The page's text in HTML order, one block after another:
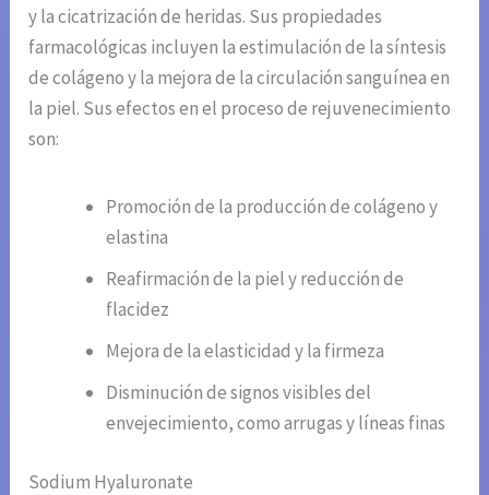
y la cicatrización de heridas. Sus propiedades
farmacológicas incluyen la estimulación de la síntesis
de colágeno y la mejora de la circulación sanguínea en
la piel. Sus efectos en el proceso de rejuvenecimiento
son:
Promoción de la producción de colágeno y
elastina
Reafirmación de la piel y reducción de
flacidez
Mejora de la elasticidad y la firmeza
Disminución de signos visibles del
envejecimiento, como arrugas y líneas finas
Sodium Hyaluronate